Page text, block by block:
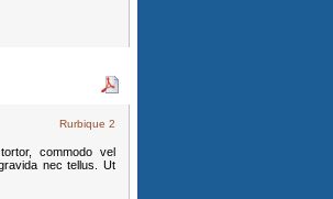
Rurbique 2
commodo vel
nec tellus. Ut